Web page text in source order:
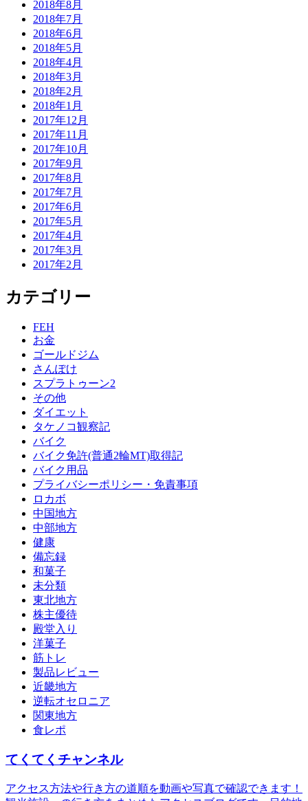
2018年8月
2018年7月
2018年6月
2018年5月
2018年4月
2018年3月
2018年2月
2018年1月
2017年12月
2017年11月
2017年10月
2017年9月
2017年8月
2017年7月
2017年6月
2017年5月
2017年4月
2017年3月
2017年2月
カテゴリー
FEH
お金
ゴールドジム
さんぽけ
スプラトゥーン2
その他
ダイエット
タケノコ観察記
バイク
バイク免許(普通2輪MT)取得記
バイク用品
プライバシーポリシー・免責事項
ロカボ
中国地方
中部地方
健康
備忘録
和菓子
未分類
東北地方
株主優待
殿堂入り
洋菓子
筋トレ
製品レビュー
近畿地方
逆転オセロニア
関東地方
食レポ
てくてくチャンネル
アクセス方法や行き方の道順を動画や写真で確認できます！